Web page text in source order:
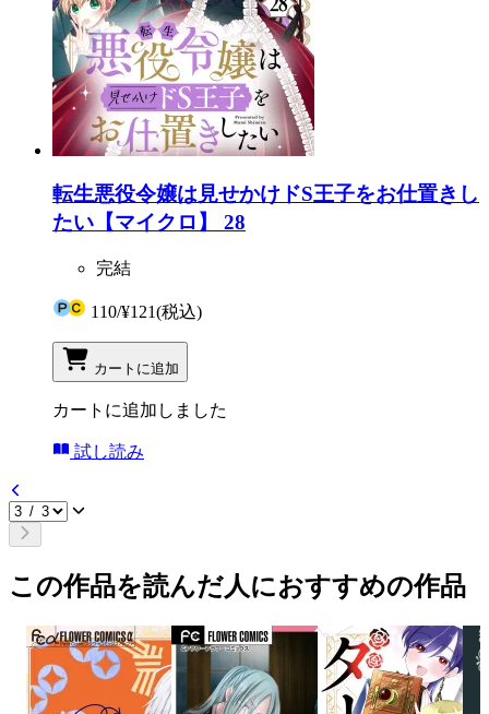
転生悪役令嬢は見せかけドS王子をお仕置きし
たい【マイクロ】 28
完結
110/¥121(税込)
カートに追加
カートに追加しました
試し読み
この作品を読んだ人におすすめの作品